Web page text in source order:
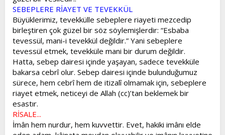
SEBEPLERE RİAYET VE TEVEKKÜL
Büyüklerimiz, tevekkülle sebeplere riayeti mezcedip
birleştiren çok güzel bir söz söylemişlerdir: “Esbaba
tevessül, mani-i tevekkül değildir.” Yani sebeplere
tevessül etmek, tevekküle mani bir durum değildir.
Hatta, sebep dairesi içinde yaşayan, sadece tevekküle
bakarsa cebrî olur. Sebep dairesi içinde bulunduğumuz
sürece, hem cebrî hem de itizalî olmamak için, sebeplere
riayet etmek, neticeyi de Allah (cc)’tan beklemek bir
esastır.
RİSALE...
İmân hem nurdur, hem kuvvettir. Evet, hakiki imânı elde